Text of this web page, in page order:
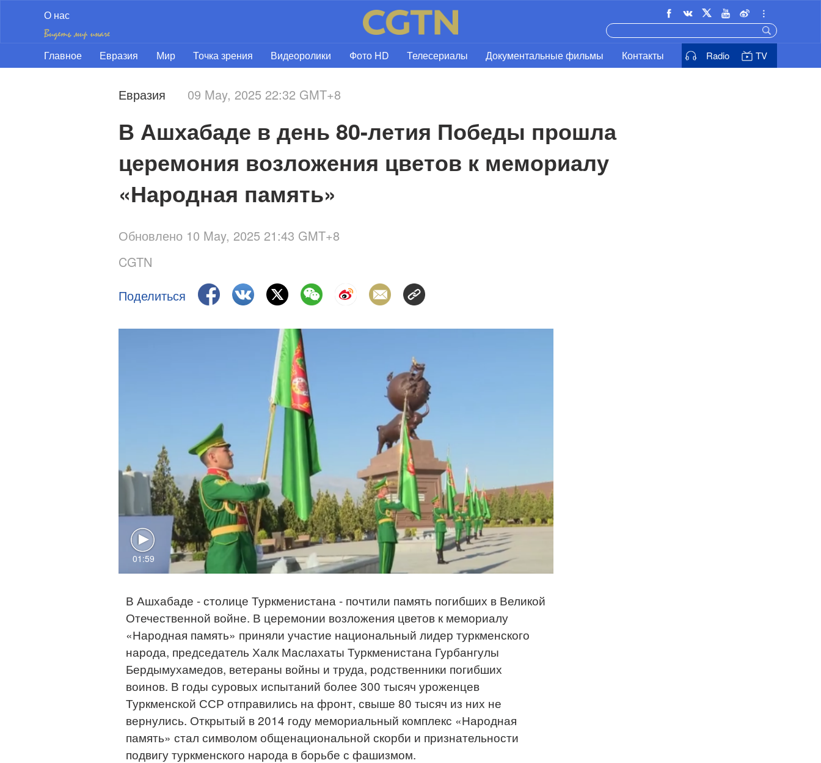
О нас
Главное Евразия Мир Точка зрения Видеоролики Фото HD Телесериалы Документальные фильмы Контакты Radio TV
Евразия 09 May, 2025 22:32 GMT+8
В Ашхабаде в день 80-летия Победы прошла
церемония возложения цветов к мемориалу
«Народная память»
Обновлено 10 May, 2025 21:43 GMT+8
CGTN
Поделиться
01:59
В Ашхабаде - столице Туркменистана - почтили память погибших в Великой
Отечественной войне. В церемонии возложения цветов к мемориалу
«Народная память» приняли участие национальный лидер туркменского
народа, председатель Халк Маслахаты Туркменистана Гурбангулы
Бердымухамедов, ветераны войны и труда, родственники погибших
воинов. В годы суровых испытаний более 300 тысяч уроженцев
Туркменской ССР отправились на фронт, свыше 80 тысяч из них не
вернулись. Открытый в 2014 году мемориальный комплекс «Народная
память» стал символом общенациональной скорби и признательности
подвигу туркменского народа в борьбе с фашизмом.